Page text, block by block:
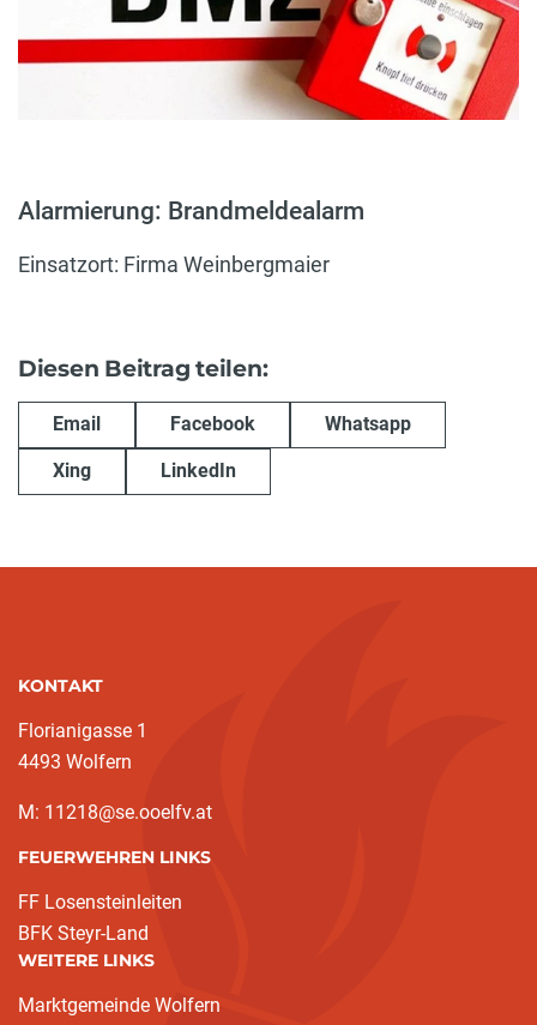
Alarmierung: Brandmeldealarm
Einsatzort: Firma Weinbergmaier
Diesen Beitrag teilen:
Email Facebook Whatsapp
Xing LinkedIn
KONTAKT
Florianigasse 1
4493 Wolfern
M: 11218@se.ooelfv.at
FEUERWEHREN LINKS
FF Losensteinleiten
BFK Steyr-Land
WEITERE LINKS
Marktgemeinde Wolfern